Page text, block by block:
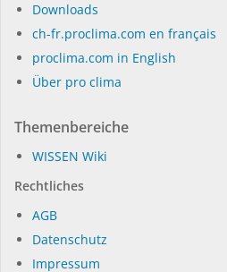
Dow­n­loads
ch-fr.proclima.com en français
proclima.com in English
Über pro clima
Themenbereiche
WIS­SEN Wi­ki
Rechtliches
AGB
Datenschutz
Impressum